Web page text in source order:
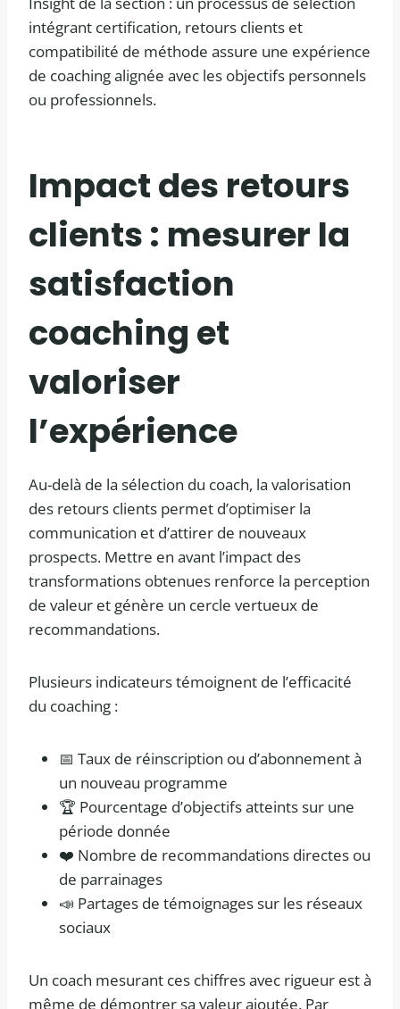
intégrant certification, retours clients et
compatibilité de méthode assure une expérience
de coaching alignée avec les objectifs personnels
ou professionnels.
Impact des retours
clients : mesurer la
satisfaction
coaching et
valoriser
l’expérience
Au-delà de la sélection du coach, la valorisation
des retours clients permet d’optimiser la
communication et d’attirer de nouveaux
prospects. Mettre en avant l’impact des
transformations obtenues renforce la perception
de valeur et génère un cercle vertueux de
recommandations.
Plusieurs indicateurs témoignent de l’efficacité
du coaching :
📅 Taux de réinscription ou d’abonnement à
un nouveau programme
🏆 Pourcentage d’objectifs atteints sur une
période donnée
❤️ Nombre de recommandations directes ou
de parrainages
📣 Partages de témoignages sur les réseaux
sociaux
Un coach mesurant ces chiffres avec rigueur est à
même de démontrer sa valeur ajoutée. Par